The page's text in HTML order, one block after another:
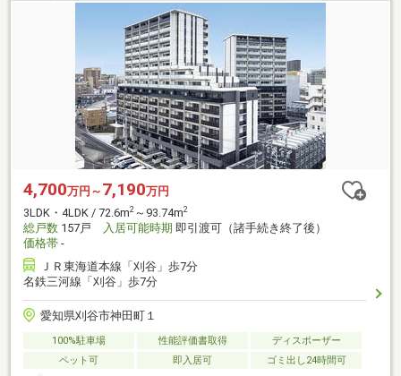
4,700万円～ 7,190万円
3LDK・4LDK / 72.6m2 ～93.74m2
総戸数 157戸 入居可能時期 即引渡可（諸手続き終了後）
価格帯 -
ＪＲ東海道本線「刈谷」歩7分
名鉄三河線「刈谷」歩7分
愛知県刈谷市神田町１
100%駐車場 性能評価書取得
ディスポーザー
ペット可
即入居可 ゴミ出し24時間可